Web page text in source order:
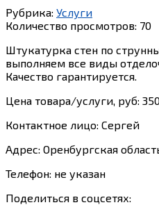
Рубрика: Услуги
Количество просмотров: 70
Штукатурка стен по
выполняем все виды
Качество гарантируется.
Цена товара/услуги, руб:
Контактное лицо: Сергей
Адрес: Оренбургская
Телефон: не указан
Поделиться в соцсетях: